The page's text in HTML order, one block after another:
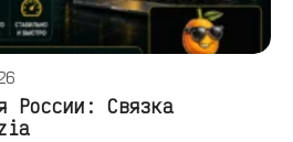
России: Связка